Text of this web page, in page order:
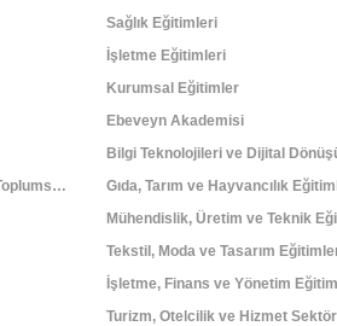
Paydaşlarımız ve Paydaşlarımıza Toplumsal Katkı
Sağlık Eğitimleri
İşletme Eğitimleri
Kurumsal Eğitimler
Ebeveyn Akademisi
Gıda, Tarım ve Hayvancılık
Mühendislik, Üretim ve Teknik
Tekstil, Moda ve Tasarım
İşletme, Finans ve Yönetim
Turizm, Otelcilik ve Hizmet